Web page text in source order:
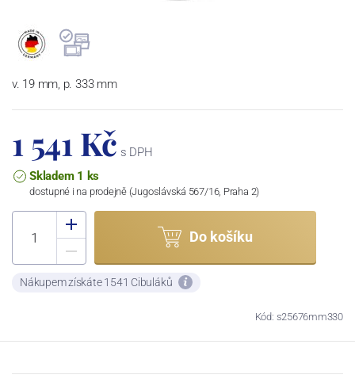
v. 19 mm, p. 333 mm
1 541 Kč s DPH
Skladem 1 ks
dostupné i na prodejně (Jugoslávská 567/16, Praha 2)
Do košíku
Nákupem získáte 1541 Cibuláků
Kód: s25676mm330